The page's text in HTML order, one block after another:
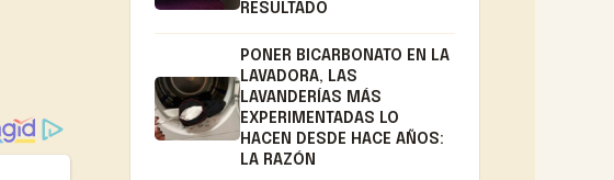
RESULTADO
PONER BICARBONATO EN LA
LAVADORA, LAS
LAVANDERÍAS MÁS
EXPERIMENTADAS LO
HACEN DESDE HACE AÑOS:
LA RAZÓN